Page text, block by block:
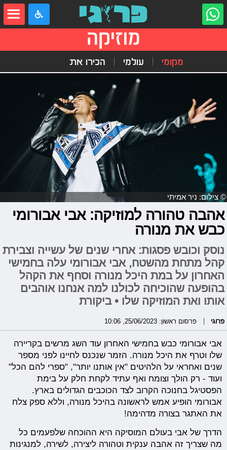
מוזיקה
מקומי עולמי הכירו את
© צילום: ניר אמיתי
אהבה טהורה למוזיקה: אבי אבורומי
כבש את מנורה
נוסק וכובש פסגות: אחרי שנים של עשייה וצבירת
קהל מתחת מהשטח, אבי אבורומי עלה בחמישי
האחרון על במת היכל מנורה וסחף את הקהל
בהופעה שהוכיחה לכולנו למה אנחנו אוהבים
אותו ואת המוזיקה שלו • ביקורת
פרוגי פרסום ראשון: 25/06/2023, 10:06
אבי אבורומי כבש בחמישי האחרון עוד השג מרשים בקריירה
שלו וטרף את היכל מנורה. הזמר שנכנס לחיינו לפני מספר
שנים ואחראי על הלהיטים "אין אותנו יותר", "ספרי להם הכל"
ועוד - רק הולך וצומח ואף עתיד לקחת חלק על בימת
הפסטיגל בחנוכה הקרוב לצד הכוכבים הגדולים בארץ.
אבורומי הופיע אמש לראשונה בהיכל מנורה, וללא ספק צלח
את האתגר בצורה מדהימה!
הדרך של אבי בעולם המוסיקה היא ההוכחה שלפעמים כל
מה שצריך זה אהבה ענקית וטהורה ליצירה, לשירה, למנגינות